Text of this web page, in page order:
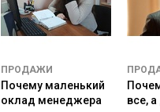
Характери
стика
модель
Трендовая
ПРОДАЖИ
Почему маленький
оклад менеджера
все,